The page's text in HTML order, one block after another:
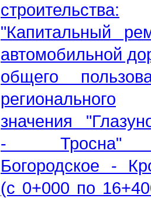
строительства:
"Капитальный
автомобильной
общего
регионального
значения
-
Богородское -
(с 0+000 по